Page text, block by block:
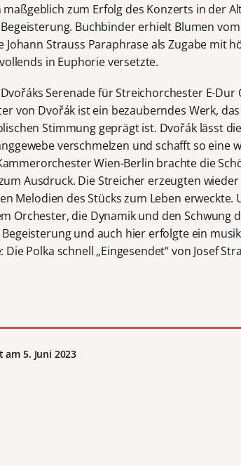
zum Erfolg des Konzerts in der
Buchbinder erhielt Blumen
Johann Strauss Paraphrase als Zugabe mit
in Euphorie versetzte.
Serenade für Streichorchester E-Dur
von Dvořák ist ein bezauberndes Werk,
Stimmung geprägt ist. Dvořák lässt
verschmelzen und schafft so eine
Wien-Berlin brachte die
Ausdruck. Die Streicher erzeugten
Melodien des Stücks zum Leben erweckte.
Orchester, die Dynamik und den Schwung
und auch hier erfolgte ein
Polka schnell „Eingesendet“ von Josef
5. Juni 2023